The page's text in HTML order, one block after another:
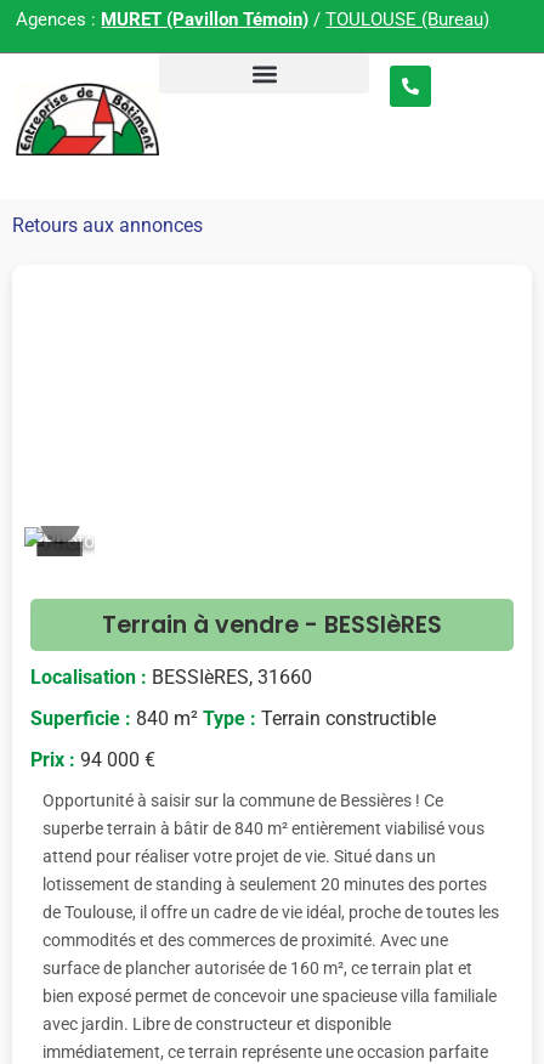
Agences : MURET (Pavillon Témoin) /TOULOUSE (Bureau)
Retours aux annonces
Terrain à vendre - BESSIèRES
Localisation : BESSIèRES, 31660
Superficie : 840 m² Type : Terrain constructible
Prix : 94 000 €
Opportunité à saisir sur la commune de Bessières ! Ce
superbe terrain à bâtir de 840 m² entièrement viabilisé vous
attend pour réaliser votre projet de vie. Situé dans un
lotissement de standing à seulement 20 minutes des portes
de Toulouse, il offre un cadre de vie idéal, proche de toutes les
commodités et des commerces de proximité. Avec une
surface de plancher autorisée de 160 m², ce terrain plat et
bien exposé permet de concevoir une spacieuse villa familiale
avec jardin. Libre de constructeur et disponible
immédiatement, ce terrain représente une occasion parfaite